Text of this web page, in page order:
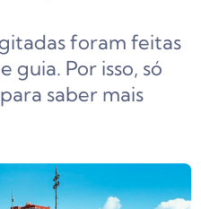
foram feitas
guia. Por isso, só
saber mais